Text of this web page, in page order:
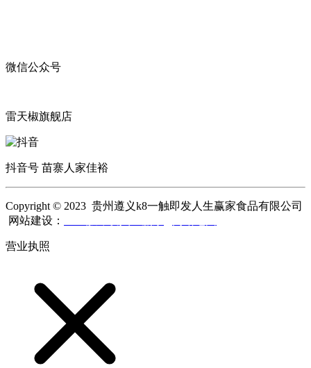
微信公众号
雷天椒旗舰店
抖音号 苗寨人家佳裕
Copyright © 2023 贵州遵义k8一触即发人生赢家食品有限公司
网站建设：
营业执照